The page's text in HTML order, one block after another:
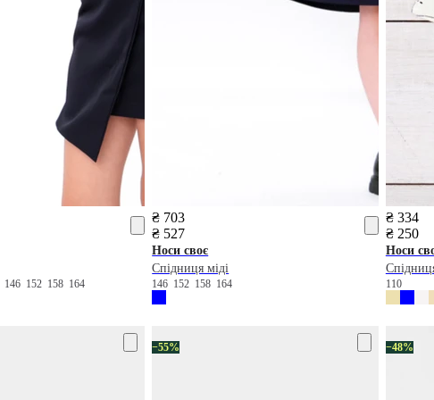
146 152 158 164
₴ 703
₴ 527
Носи своє
Спідниця міді
146 152 158 164
₴ 334
₴ 250
Носи
110
−55% −48%